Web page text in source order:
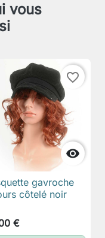
vous

favorite_border
gavroche
côtelé noir
€